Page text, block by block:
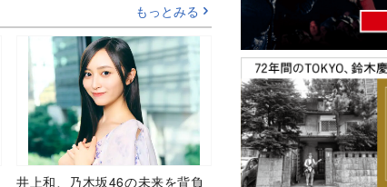
もっとみる
井上和、乃木坂46の未来を背負